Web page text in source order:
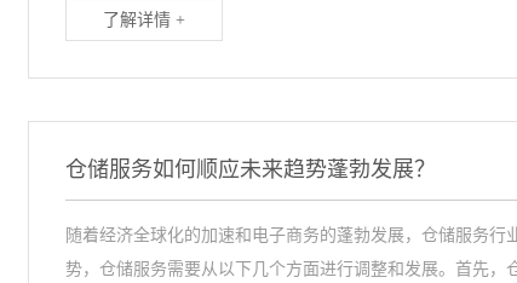
了解详情 +
仓储服务如何顺应未来趋势蓬勃发展？
随着经济全球化的加速和电子商务的蓬勃发展，仓储服务
势，仓储服务需要从以下几个方面进行调整和发展。首先，